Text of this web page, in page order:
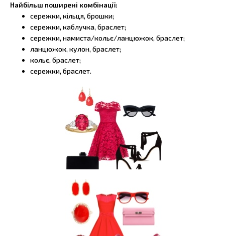
Найбільш поширені комбінації:
сережки, кільця, брошки;
сережки, каблучка, браслет;
сережки, намиста/кольє/ланцюжок, браслет;
ланцюжок, кулон, браслет;
кольє, браслет;
сережки, браслет.